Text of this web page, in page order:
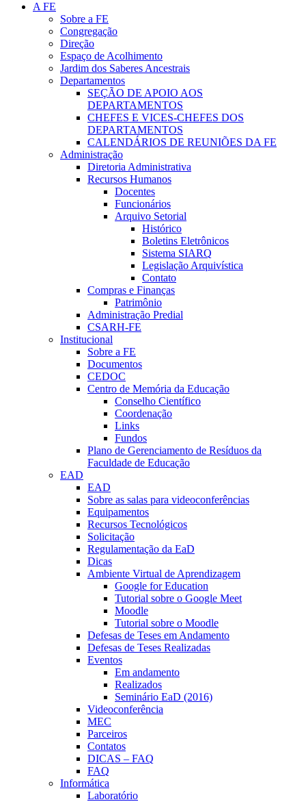
A FE
Sobre a FE
Congregação
Direção
Espaço de Acolhimento
Jardim dos Saberes Ancestrais
Departamentos
SEÇÃO DE APOIO AOS
DEPARTAMENTOS
CHEFES E VICES-CHEFES DOS
DEPARTAMENTOS
CALENDÁRIOS DE REUNIÕES DA FE
Administração
Diretoria Administrativa
Recursos Humanos
Docentes
Funcionários
Arquivo Setorial
Histórico
Boletins Eletrônicos
Sistema SIARQ
Legislação Arquivística
Contato
Compras e Finanças
Patrimônio
Administração Predial
CSARH-FE
Institucional
Sobre a FE
Documentos
CEDOC
Centro de Memória da Educação
Conselho Científico
Coordenação
Links
Fundos
Plano de Gerenciamento de Resíduos da
Faculdade de Educação
EAD
EAD
Sobre as salas para videoconferências
Equipamentos
Recursos Tecnológicos
Solicitação
Regulamentação da EaD
Dicas
Ambiente Virtual de Aprendizagem
Google for Education
Tutorial sobre o Google Meet
Moodle
Tutorial sobre o Moodle
Defesas de Teses em Andamento
Defesas de Teses Realizadas
Eventos
Em andamento
Realizados
Seminário EaD (2016)
Videoconferência
MEC
Parceiros
Contatos
DICAS – FAQ
FAQ
Informática
Laboratório